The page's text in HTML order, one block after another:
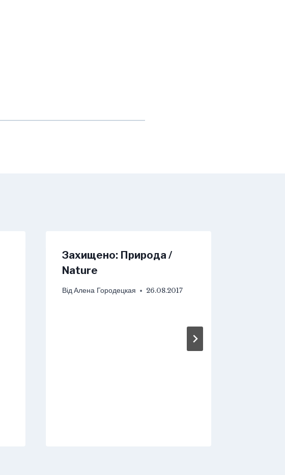
Захищено: Природа /
Nature
Від Алена Городецкая 26.08.2017